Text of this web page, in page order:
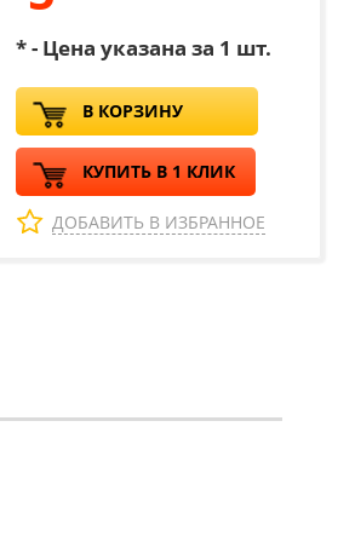
* - Цена указана за 1 шт.
В КОРЗИНУ
КУПИТЬ В 1 КЛИК
ДОБАВИТЬ В ИЗБРАННОЕ